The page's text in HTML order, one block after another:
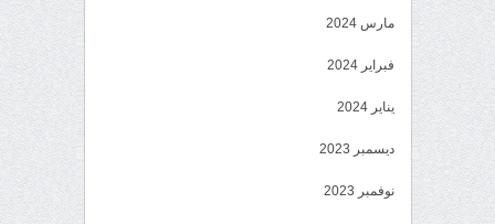
مارس 2024
فبراير 2024
يناير 2024
ديسمبر 2023
نوفمبر 2023